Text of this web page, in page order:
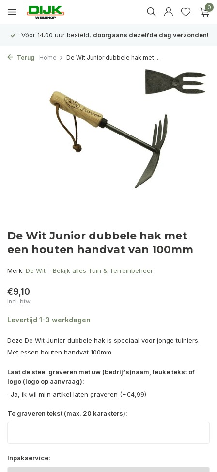
0
Vóór 14:00 uur besteld, doorgaans dezelfde dag verzonden!
Terug Home De Wit Junior dubbele hak met ...
De Wit Junior dubbele hak met
een houten handvat van 100mm
Merk: De Wit Bekijk alles Tuin & Terreinbeheer
€9,10
Incl. btw
Levertijd 1-3 werkdagen
Deze De Wit Junior dubbele hak is speciaal voor jonge tuiniers.
Met essen houten handvat 100mm.
Laat de steel graveren met uw (bedrijfs)naam, leuke tekst of
logo (logo op aanvraag):
Ja, ik wil mijn artikel laten graveren (+€4,99)
Te graveren tekst (max. 20 karakters):
Inpakservice: